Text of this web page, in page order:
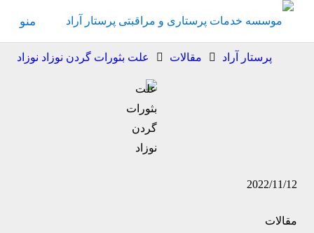
منو
پرستار آراد مقالات علت بثورات گردن نوزاد نوزاد
2022/11/12
مقالات